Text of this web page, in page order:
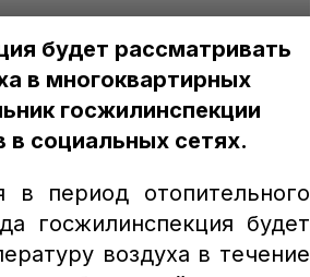
будет рассматривать
в многоквартирных
госжилинспекции
в социальных сетях.
в период отопительного
госжилинспекция будет
воздуха в течение